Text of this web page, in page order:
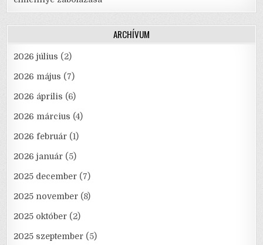
ARCHÍVUM
2026 július (2)
2026 május (7)
2026 április (6)
2026 március (4)
2026 február (1)
2026 január (5)
2025 december (7)
2025 november (8)
2025 október (2)
2025 szeptember (5)